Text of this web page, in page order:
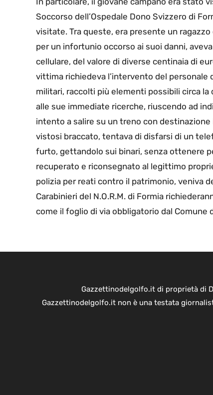
Soccorso dell’Ospedale Dono Svizzero di
visitate. Tra queste, era presente un
per un infortunio occorso ai suoi danni,
cellulare, del valore di diverse centinaia di
vittima richiedeva l’intervento del personale
militari, raccolti più elementi possibili circa
alle sue immediate ricerche, riuscendo ad
intento a salire su un treno con destinazione
vistosi braccato, tentava di disfarsi di un
furto, gettandolo sui binari, senza ottenere
recuperato e riconsegnato al legittimo
polizia per reati contro il patrimonio, veniva
Carabinieri del N.O.R.M. di Formia
come il foglio di via obbligatorio dal Comune
Gazzettinodelgolfo.it di proprietà di
Gazzettinodelgolfo.it non è una testata